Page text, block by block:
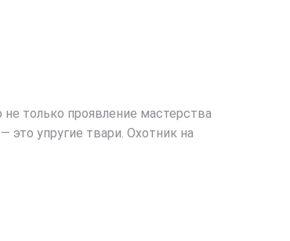
только проявление мастерства
это упругие твари. Охотник на